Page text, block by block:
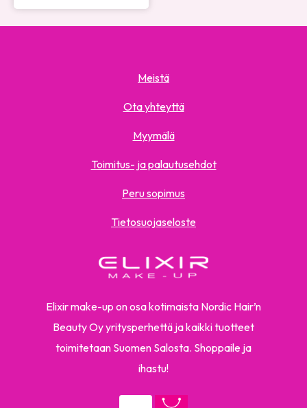
Elixir make-up on osa kotimaista Nordic Hair’n
Beauty Oy yritysperhettä ja kaikki tuotteet
toimitetaan Suomen Salosta. Shoppaile ja
ihastu!
Meistä
Ota yhteyttä
Myymälä
Toimitus- ja palautusehdot
Peru sopimus
Tietosuojaseloste